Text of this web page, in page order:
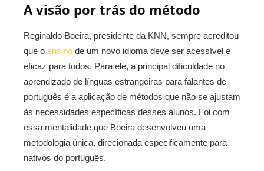
A visão por trás do método
Reginaldo Boeira, presidente da KNN, sempre acreditou
que o ensino de um novo idioma deve ser acessível e
eficaz para todos. Para ele, a principal dificuldade no
aprendizado de línguas estrangeiras para falantes de
português é a aplicação de métodos que não se ajustam
às necessidades específicas desses alunos. Foi com
essa mentalidade que Boeira desenvolveu uma
metodologia única, direcionada especificamente para
nativos do português.